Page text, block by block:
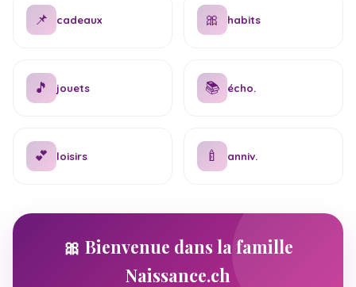
📌 cadeaux 🎀 habits
🎵 jouets 📚 écho.
💕 loisirs 🍼 anniv.
🎀 Bienvenue dans la famille
Naissance.ch